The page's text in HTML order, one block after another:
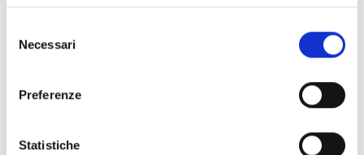
delNecessari
Preferenze
Statistiche
Accesorios para detectores Enea - Materiales (35)
Accesorios Senseware
Accesorios de la serie Industrial (17)